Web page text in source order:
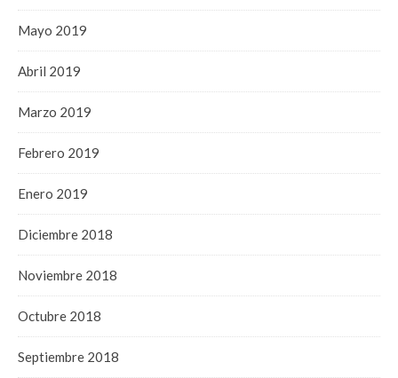
Mayo 2019
Abril 2019
Marzo 2019
Febrero 2019
Enero 2019
Diciembre 2018
Noviembre 2018
Octubre 2018
Septiembre 2018